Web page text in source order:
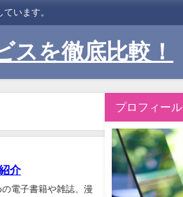
います。
スを徹底比較！
介
電子書籍や雑誌、漫
プロフィール